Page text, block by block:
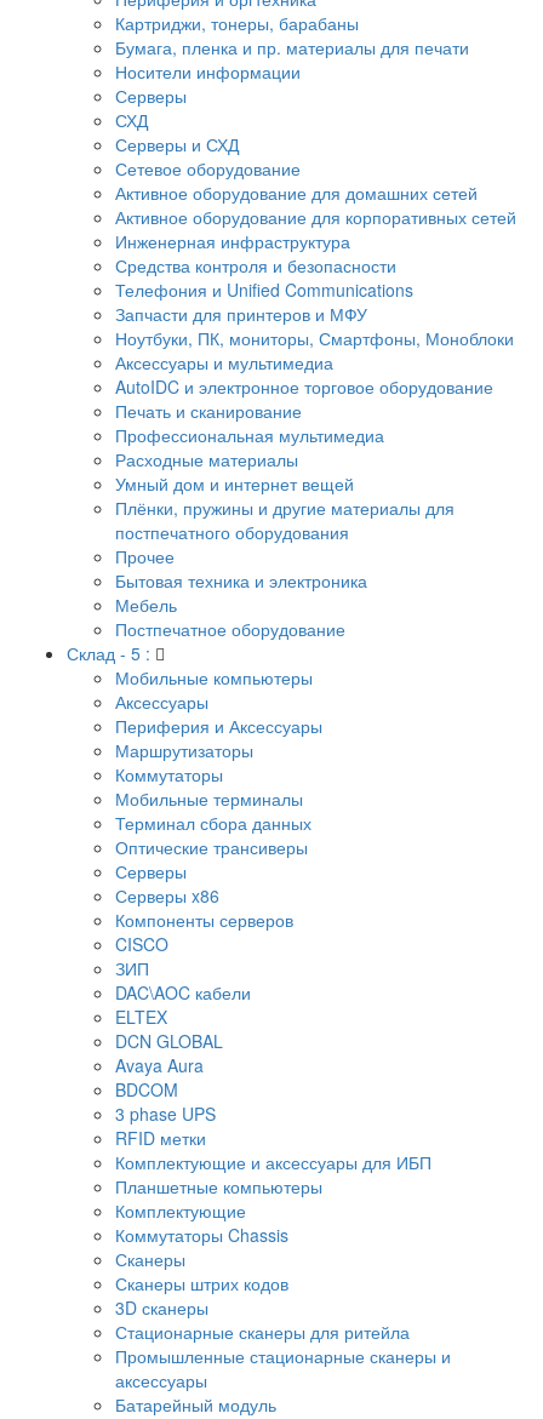
Картриджи, тонеры, барабаны
Бумага, пленка и пр. материалы для печати
Носители информации
Серверы
СХД
Серверы и СХД
Сетевое оборудование
Активное оборудование для домашних сетей
Активное оборудование для корпоративных сетей
Инженерная инфраструктура
Средства контроля и безопасности
Телефония и Unified Communications
Запчасти для принтеров и МФУ
Ноутбуки, ПК, мониторы, Смартфоны, Моноблоки
Аксессуары и мультимедиа
AutoIDC и электронное торговое оборудование
Печать и сканирование
Профессиональная мультимедиа
Расходные материалы
Умный дом и интернет вещей
Плёнки, пружины и другие материалы для
постпечатного оборудования
Прочее
Бытовая техника и электроника
Мебель
Постпечатное оборудование
Склад - 5 :
Мобильные компьютеры
Аксессуары
Периферия и Аксессуары
Маршрутизаторы
Коммутаторы
Мобильные терминалы
Терминал сбора данных
Оптические трансиверы
Серверы
Серверы x86
Компоненты серверов
CISCO
ЗИП
DAC\AOC кабели
ELTEX
DCN GLOBAL
Avaya Aura
BDCOM
3 phase UPS
RFID метки
Комплектующие и аксессуары для ИБП
Планшетные компьютеры
Комплектующие
Коммутаторы Chassis
Сканеры
Сканеры штрих кодов
3D сканеры
Стационарные сканеры для ритейла
Промышленные стационарные сканеры и
аксессуары
Батарейный модуль